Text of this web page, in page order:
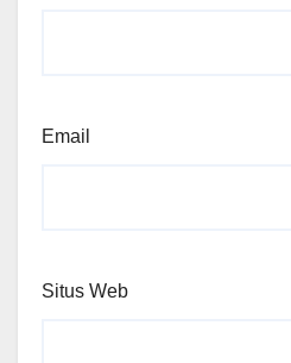
Email
Situs Web